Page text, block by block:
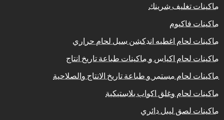
ماكينات تغليف شرينك
ماكينات فاكيوم
ماكينات لحام اغطيه اندكشن سيل لحام حراري
ماكينات لحام اكياس و ماكينات طباعة تاريخ انتاج
ماكينات لحام مستمر و طباعة تاريخ الانتاج والصلاحية
ماكينات لحام وغلق اكواب بلاستيكية
ماكينات لصق ليبل دائري